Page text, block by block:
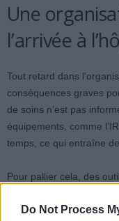
Do Not Process
Une
l’arrivée à
Tout retard dans
conséquences graves
de soins n’est pas
équipements, comme
temps, ce qui entraîne
Pour pallier cela, des
suivre le patient en